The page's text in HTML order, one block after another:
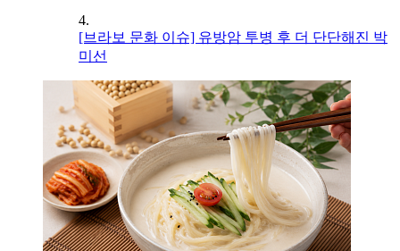
4.
[브라보 문화 이슈] 유방암 투병 후 더 단단해진 박
미선